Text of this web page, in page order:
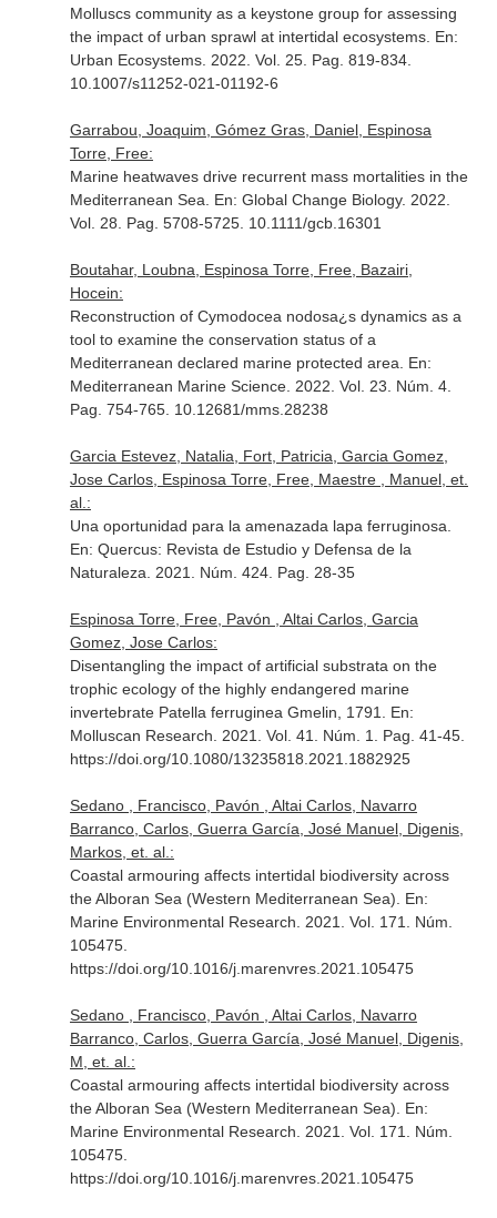
Molluscs community as a keystone group for assessing
the impact of urban sprawl at intertidal ecosystems. En:
Urban Ecosystems. 2022. Vol. 25. Pag. 819-834.
10.1007/s11252-021-01192-6
Garrabou, Joaquim, Gómez Gras, Daniel, Espinosa
Torre, Free:
Marine heatwaves drive recurrent mass mortalities in the
Mediterranean Sea. En: Global Change Biology. 2022.
Vol. 28. Pag. 5708-5725. 10.1111/gcb.16301
Boutahar, Loubna, Espinosa Torre, Free, Bazairi,
Hocein:
Reconstruction of Cymodocea nodosa¿s dynamics as a
tool to examine the conservation status of a
Mediterranean declared marine protected area. En:
Mediterranean Marine Science. 2022. Vol. 23. Núm. 4.
Pag. 754-765. 10.12681/mms.28238
Garcia Estevez, Natalia, Fort, Patricia, Garcia Gomez,
Jose Carlos, Espinosa Torre, Free, Maestre , Manuel, et.
al.:
Una oportunidad para la amenazada lapa ferruginosa.
En: Quercus: Revista de Estudio y Defensa de la
Naturaleza . 2021. Núm. 424. Pag. 28-35
Espinosa Torre, Free, Pavón , Altai Carlos, Garcia
Gomez, Jose Carlos:
Disentangling the impact of artificial substrata on the
trophic ecology of the highly endangered marine
invertebrate Patella ferruginea Gmelin, 1791. En:
Molluscan Research . 2021. Vol. 41. Núm. 1. Pag. 41-45.
https://doi.org/10.1080/13235818.2021.1882925
Sedano , Francisco, Pavón , Altai Carlos, Navarro
Barranco, Carlos, Guerra García, José Manuel, Digenis,
Markos, et. al.:
Coastal armouring affects intertidal biodiversity across
the Alboran Sea (Western Mediterranean Sea). En:
Marine Environmental Research . 2021. Vol. 171. Núm.
105475.
https://doi.org/10.1016/j.marenvres.2021.105475
Sedano , Francisco, Pavón , Altai Carlos, Navarro
Barranco, Carlos, Guerra García, José Manuel, Digenis,
M, et. al.:
Coastal armouring affects intertidal biodiversity across
the Alboran Sea (Western Mediterranean Sea). En:
Marine Environmental Research . 2021. Vol. 171. Núm.
105475.
https://doi.org/10.1016/j.marenvres.2021.105475